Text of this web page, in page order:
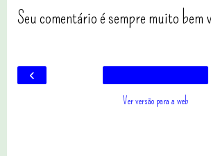
Seu comentário é sempre muito bem
‹
Ver versão para a web